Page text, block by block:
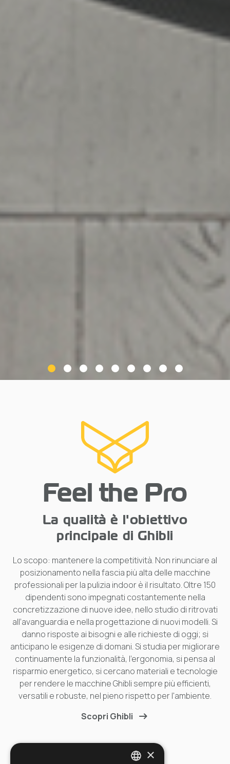
Feel the Pro
La qualità è l'obiettivo
principale di Ghibli
Lo scopo: mantenere la competitività. Non rinunciare al
posizionamento nella fascia più alta delle macchine
professionali per la pulizia indoor è il risultato. Oltre 150
dipendenti sono impegnati costantemente nella
concretizzazione di nuove idee, nello studio di ritrovati
all’avanguardia e nella progettazione di nuovi modelli. Si
danno risposte ai bisogni e alle richieste di oggi; si
anticipano le esigenze di domani. Si studia per migliorare
continuamente la funzionalità, l’ergonomia, si pensa al
risparmio energetico, si cercano materiali e tecnologie
per rendere le macchine Ghibli sempre più efficienti,
versatili e robuste, nel pieno rispetto per l'ambiente.
Scopri Ghibli
×